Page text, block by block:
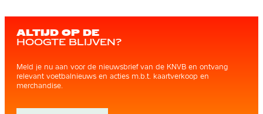
ALTIJD OP DE
HOOGTE BLIJVEN?
Meld je nu aan voor de nieuwsbrief van de KNVB en ontvang
relevant voetbalnieuws en acties m.b.t. kaartverkoop en
merchandise.